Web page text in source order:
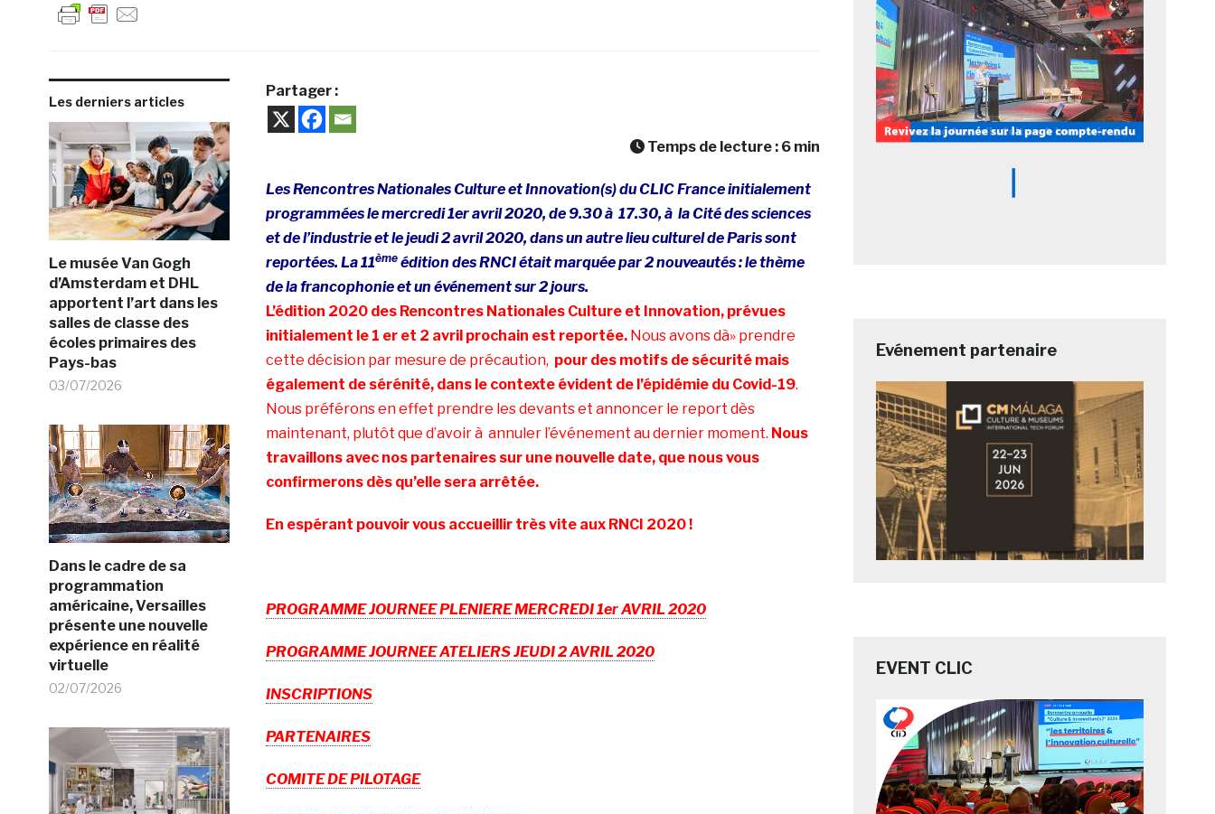
Les derniers articles
Le musée Van Gogh
d’Amsterdam et DHL
apportent l’art dans les
salles de classe des
écoles primaires des
Pays-bas
03/07/2026
Dans le cadre de sa
programmation
américaine, Versailles
présente une nouvelle
expérience en réalité
virtuelle
02/07/2026
Partager :
Temps de lecture : 6 min
Les Rencontres Nationales Culture et Innovation(s) du CLIC France initialement
programmées le mercredi 1er avril 2020, de 9.30 à 17.30, à la Cité des sciences
et de l’industrie et le jeudi 2 avril 2020, dans un autre lieu culturel de Paris sont
reportées. La 11èmeédition des RNCI était marquée par 2 nouveautés : le thème
de la francophonie et un événementsur 2 jours.
L’édition 2020 des Rencontres Nationales Culture et Innovation, prévues
initialement le 1 er et 2 avril prochain est reportée. Nous avons dà» prendre
cette décision par mesure de précaution, pour des motifs de sécurité mais
également de sérénité, dans le contexte évident de l’épidémie du Covid-19.
Nous préférons en effet prendre les devants et annoncer le report dès
maintenant, plutôt que d’avoir à annuler l’événement au dernier moment. Nous
travaillons avec nos partenaires sur une nouvelle date, que nous vous
confirmerons dès qu’elle sera arrêtée.
En espérant pouvoir vous accueillir très vite aux RNCI 2020 !
PROGRAMME JOURNEE PLENIERE MERCREDI 1er AVRIL 2020
PROGRAMME JOURNEE ATELIERS JEUDI 2 AVRIL 2020
INSCRIPTIONS
PARTENAIRES
COMITE DE PILOTAGE
Evénement partenaire
EVENT CLIC